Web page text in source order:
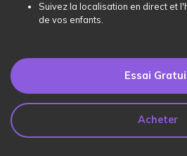
FamiSafe pour
Essai
Blocage d'Apps
Lire Plus>
Guide FamiSafe
Suivez la localisation en direct et
de vos enfants.
Essai
Acheter